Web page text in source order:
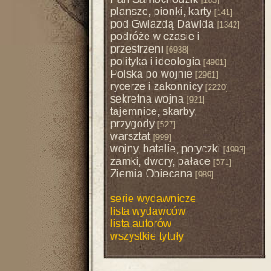
plansze, pionki, karty[141]
pod Gwiazdą Dawida[1342]
podróże w czasie i
przestrzeni [6938]
polityka i ideologia[4901]
Polska po wojnie [2961]
rycerze i zakonnicy[2220]
sekretna wojna[921]
tajemnice, skarby,
przygody[527]
warsztat[999]
wojny, batalie, potyczki [4993]
zamki, dwory, pałace [571]
Ziemia Obiecana[989]
serie wydawnicze
lista wydawców
lista autorów
wszystkie tytuły